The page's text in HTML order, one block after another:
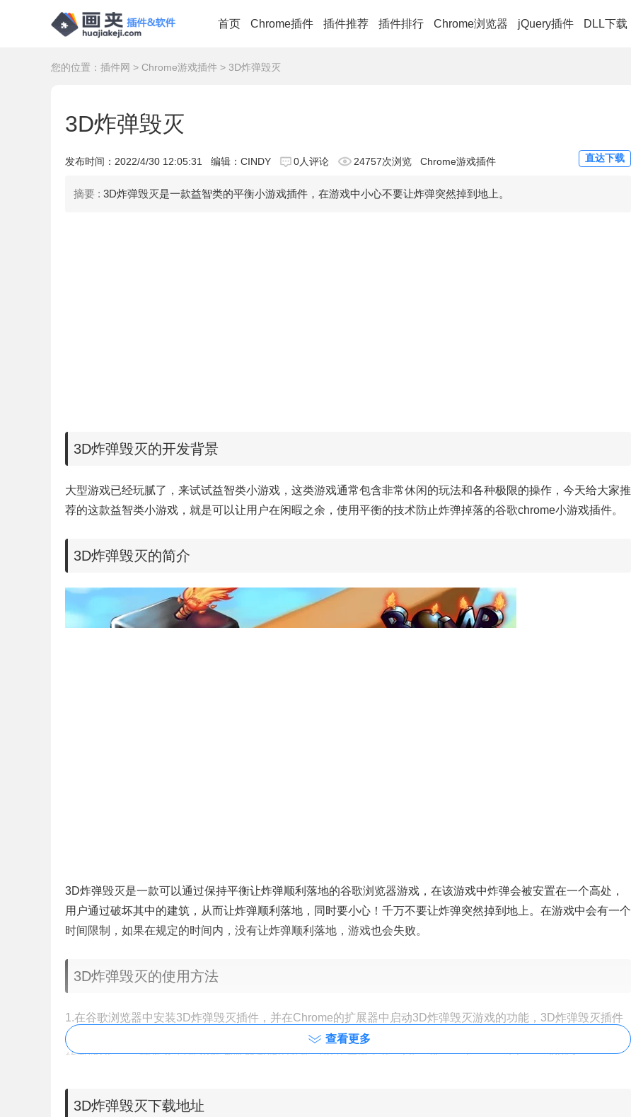
首页 Chrome插件 插件推荐 插件排行 Chrome浏览器 jQuery插件 DLL下载
您的位置： 插件网 > Chrome游戏插件 > 3D炸弹毁灭
3D炸弹毁灭
发布时间： 2022/4/30 12:05:31 编辑：CINDY 0人评论 24757次浏览 Chrome游戏插件 直达下载
摘要 : 3D炸弹毁灭是一款益智类的平衡小游戏插件，在游戏中小心不要让炸弹突然掉到地上。
3D炸弹毁灭的开发背景
大型游戏已经玩腻了，来试试益智类小游戏，这类游戏通常包含非常休闲的玩法和各种极限的操作，今天给大家推
荐的这款益智类小游戏，就是可以让用户在闲暇之余，使用平衡的技术防止炸弹掉落的谷歌chrome小游戏插件。
3D炸弹毁灭的简介
3D炸弹毁灭是一款可以通过保持平衡让炸弹顺利落地的谷歌浏览器游戏，在该游戏中炸弹会被安置在一个高处，
用户通过破坏其中的建筑，从而让炸弹顺利落地，同时要小心！千万不要让炸弹突然掉到地上。在游戏中会有一个
时间限制，如果在规定的时间内，没有让炸弹顺利落地，游戏也会失败。
3D炸弹毁灭的使用方法
1.在谷歌浏览器中安装3D炸弹毁灭插件，并在Chrome的扩展器中启动3D炸弹毁灭游戏的功能，3D炸弹毁灭插件
的下载地址可以在本文的下方找到，离线3D炸弹毁灭插件的安装方法可参考：
怎么在谷歌浏览器中安装.crx扩展名
的离线Chrome插件？最新谷歌浏览器离线安装版可以从这里下载：https://huajiakeji.com/chrome/2014-
2.在游戏中，炸弹会安置在建筑的高处，用户通过破坏建筑来让炸弹平稳地落地，如图所示：
查看更多
3D炸弹毁灭下载地址